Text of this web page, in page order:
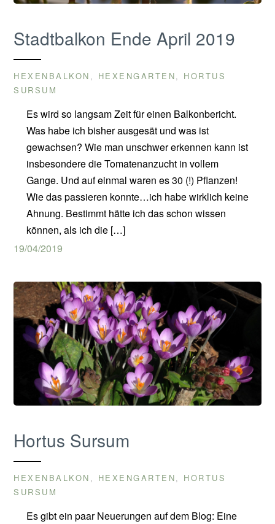
Stadtbalkon Ende April 2019
HEXENBALKON HEXENGARTEN
HORTUS
SURSUM
Es wird so langsam Zeit für einen Balkonbericht.
Was habe ich bisher ausgesät und was ist
gewachsen? Wie man unschwer erkennen kann ist
insbesondere die Tomatenanzucht in vollem
Gange. Und auf einmal waren es 30 (!) Pflanzen!
Wie das passieren konnte…ich habe wirklich keine
Ahnung. Bestimmt hätte ich das schon wissen
können, als ich die […]
19/04/2019
Hortus Sursum
HEXENBALKON HEXENGARTEN
HORTUS
SURSUM
Es gibt ein paar Neuerungen auf dem Blog: Eine